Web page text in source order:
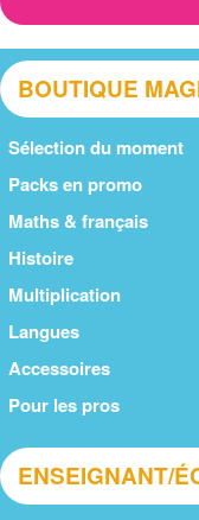
BOUTIQUE
Sélection du moment
Packs en promo
Maths & français
Histoire
Multiplication
Langues
Accessoires
Pour les pros
ENSEIGNANT/